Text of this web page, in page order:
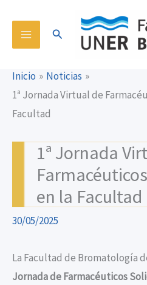
contenido
Buscar
Inicio
Noticias
1ª Jornada Virtual de
Facultad
1ª Jornada
en la Facultad
30/05/2025
La Facultad de Bromatología
Jornada de Farmacéuticos